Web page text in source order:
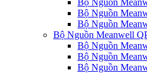
Bộ Nguồn
Bộ Nguồn
Bộ Nguồn Meanwell
Bộ Nguồn
Bộ Nguồn
Bộ Nguồn